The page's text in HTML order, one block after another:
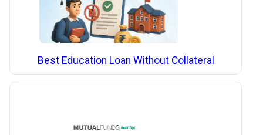
Best Education Loan Without Collateral